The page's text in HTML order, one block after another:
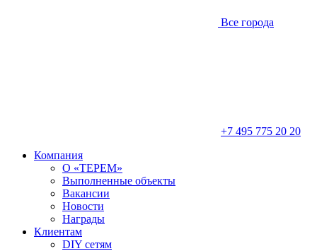
Все города
+7 495 775 20 20
Компания
О «ТЕРЕМ»
Выполненные объекты
Вакансии
Новости
Награды
Клиентам
DIY сетям